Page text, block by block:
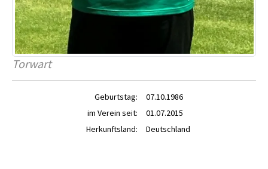
Torwart
Geburtstag:
07.10.1986
im Verein seit:
01.07.2015
Herkunftsland:
Deutschland